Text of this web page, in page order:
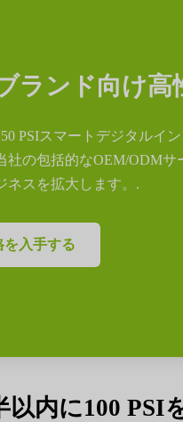
ランド向け高
PSIスマートデジタルイ
社の包括的なOEM/ODM
ネスを拡大します。.
入手する
以内に100 PSI